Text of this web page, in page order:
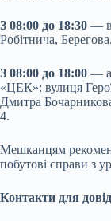
З 08:00 до 18:30 —
Робітнича, Берегова.
З 08:00 до 18:00 —
«ЦЕК»: вулиця
Дмитра
4.
Мешканцям
побутові справи з
Контакти для